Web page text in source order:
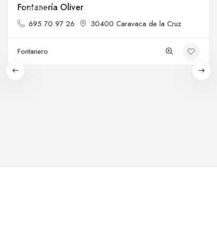
Cerrado
Fontanería Oliver
695 70 97 26 30400 Caravaca de la Cruz
Fontanero